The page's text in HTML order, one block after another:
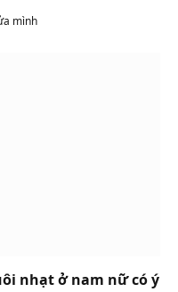
mình
nhạt ở nam nữ có ý